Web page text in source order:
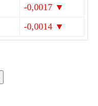
-0,0017 ▼
-0,0014 ▼